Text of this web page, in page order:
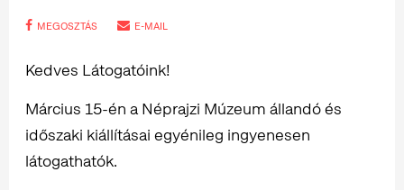
MEGOSZTÁS E-MAIL
Kedves Látogatóink!
Március 15-én a Néprajzi Múzeum állandó és
időszaki kiállításai egyénileg ingyenesen
látogathatók.